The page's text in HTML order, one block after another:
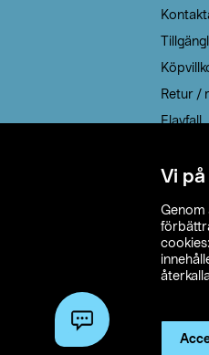
Vi
Genom
Retur /
Elavfall